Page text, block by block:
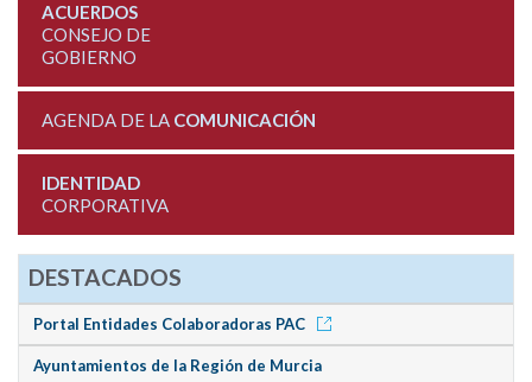
ACUERDOS
CONSEJO DE
GOBIERNO
AGENDA DE LA COMUNICACIÓN
IDENTIDAD
CORPORATIVA
DESTACADOS
Portal Entidades Colaboradoras PAC
Ayuntamientos de la Región de Murcia